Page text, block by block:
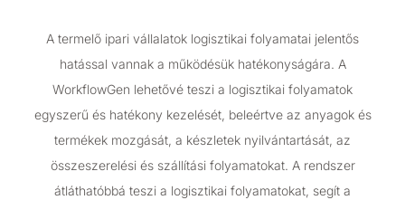
A termelő ipari vállalatok logisztikai folyamatai jelentős
hatással vannak a működésük hatékonyságára. A
WorkflowGen lehetővé teszi a logisztikai folyamatok
egyszerű és hatékony kezelését, beleértve az anyagok és
termékek mozgását, a készletek nyilvántartását, az
összeszerelési és szállítási folyamatokat. A rendszer
átláthatóbbá teszi a logisztikai folyamatokat, segít a